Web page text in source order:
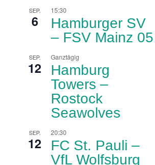
SEP.
6
15:30
Hamburger SV
– FSV Mainz 05
SEP.
12
Ganztägig
Hamburg
Towers –
Rostock
Seawolves
SEP.
12
20:30
FC St. Pauli –
VfL Wolfsburg